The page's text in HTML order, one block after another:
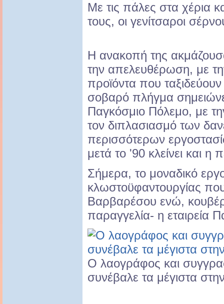
Με τις πάλες στα χέρια
τους, οι γενίτσαροι
Η ανακοπή της
την απελευθέρωση, με
προϊόντα που
σοβαρό πλήγμα
Παγκόσμιο Πόλεμο, με
τον διπλασιασμό των
περισσότερων
μετά το '90 κλείνει και η
Σήμερα, το μοναδικό
κλωστοϋφαντουργίας που
Βαρβαρέσου ενώ,
παραγγελία- η εταιρεία
Ο λαογράφος και
συνέβαλε τα μέγιστα